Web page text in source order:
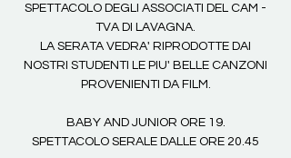
SPETTACOLO DEGLI ASSOCIATI DEL CAM -
TVA DI LAVAGNA.
LA SERATA VEDRA' RIPRODOTTE DAI
NOSTRI STUDENTI LE PIU' BELLE CANZONI
PROVENIENTI DA FILM.
BABY AND JUNIOR ORE 19.
SPETTACOLO SERALE DALLE ORE 20.45